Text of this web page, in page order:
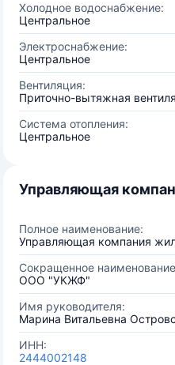
Холодное водоснабжение:
Центральное
Электроснабжение:
Центральное
Вентиляция:
Приточно-вытяжная
Система отопления:
Центральное
Управляющая
Полное наименование:
Управляющая компания
Сокращенное
ООО "УКЖФ"
Имя руководителя:
Марина Витальевна
ИНН:
2444002148